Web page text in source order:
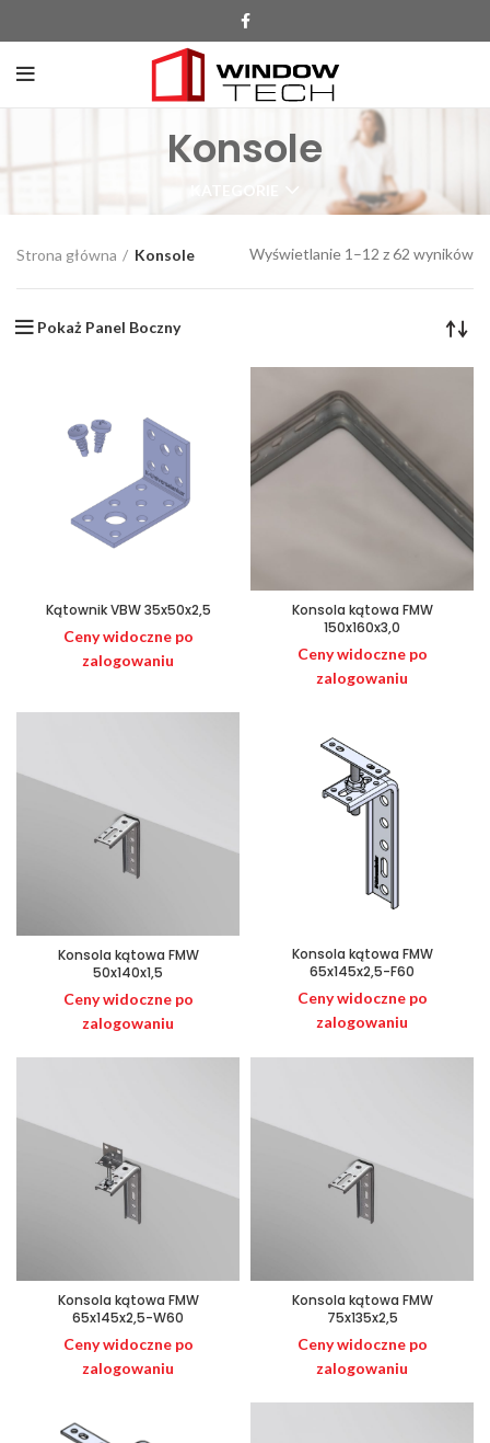
Konsole
KATEGORIE
Strona główna Konsole Wyświetlanie 1–12 z 62 wyników
Pokaż Panel Boczny
Kątownik VBW 35x50x2,5
Ceny widoczne po
zalogowaniu
Konsola kątowa FMW
150x160x3,0
Ceny widoczne po
zalogowaniu
Konsola kątowa FMW
50x140x1,5
Ceny widoczne po
zalogowaniu
Konsola kątowa FMW
65x145x2,5-F60
Ceny widoczne po
zalogowaniu
Konsola kątowa FMW
65x145x2,5-W60
Ceny widoczne po
zalogowaniu
Konsola kątowa FMW
75x135x2,5
Ceny widoczne po
zalogowaniu